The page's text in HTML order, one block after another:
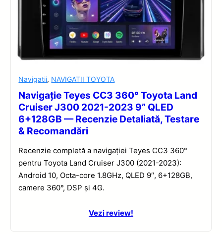
Navigatii, NAVIGATII TOYOTA
Navigație Teyes CC3 360° Toyota Land
Cruiser J300 2021-2023 9” QLED
6+128GB — Recenzie Detaliată, Testare
& Recomandări
Recenzie completă a navigației Teyes CC3 360°
pentru Toyota Land Cruiser J300 (2021-2023):
Android 10, Octa-core 1.8GHz, QLED 9″, 6+128GB,
camere 360°, DSP și 4G.
Vezi review!